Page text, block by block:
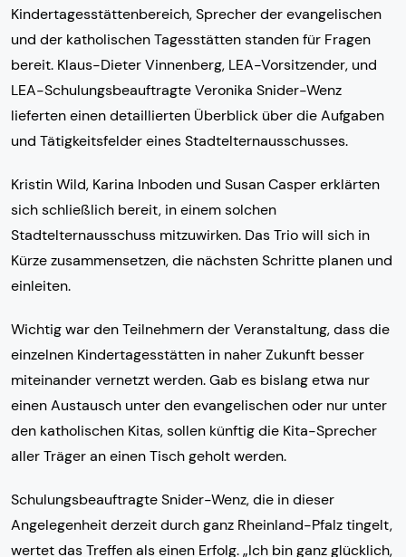
Kindertagesstättenbereich, Sprecher der evangelischen
und der katholischen Tagesstätten standen für Fragen
bereit. Klaus-Dieter Vinnenberg, LEA-Vorsitzender, und
LEA-Schulungsbeauftragte Veronika Snider-Wenz
lieferten einen detaillierten Überblick über die Aufgaben
und Tätigkeitsfelder eines Stadtelternausschusses.
Kristin Wild, Karina Inboden und Susan Casper erklärten
sich schließlich bereit, in einem solchen
Stadtelternausschuss mitzuwirken. Das Trio will sich in
Kürze zusammensetzen, die nächsten Schritte planen und
einleiten.
Wichtig war den Teilnehmern der Veranstaltung, dass die
einzelnen Kindertagesstätten in naher Zukunft besser
miteinander vernetzt werden. Gab es bislang etwa nur
einen Austausch unter den evangelischen oder nur unter
den katholischen Kitas, sollen künftig die Kita-Sprecher
aller Träger an einen Tisch geholt werden.
Schulungsbeauftragte Snider-Wenz, die in dieser
Angelegenheit derzeit durch ganz Rheinland-Pfalz tingelt,
wertet das Treffen als einen Erfolg. „Ich bin ganz glücklich,